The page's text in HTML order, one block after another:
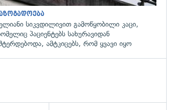
სიკვდილივით გამოწყობილი კაცი,
პაციენტებს სახურავიდან
ამტკიცებს, რომ ყვავი იყო